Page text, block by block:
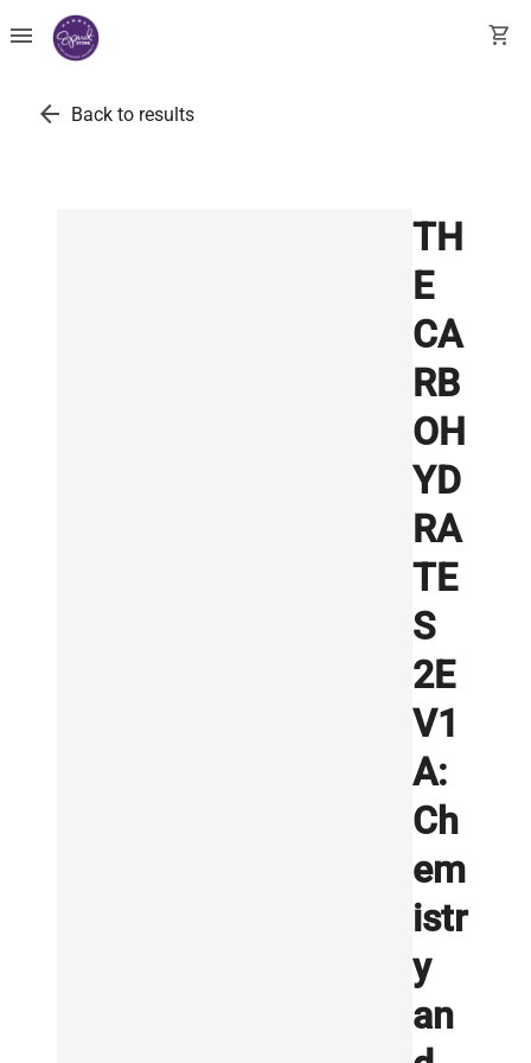
menu shopping_cart
arrow_back Back to results
TH
E
CA
RB
OH
YD
RA
TE
S
2E
V1
A:
Ch
em
istr
y
an